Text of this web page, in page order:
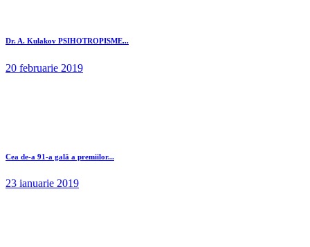
Dr. A. Kulakov PSIHOTROPISME...
20 februarie 2019
Cea de-a 91-a gală a premiilor...
23 ianuarie 2019